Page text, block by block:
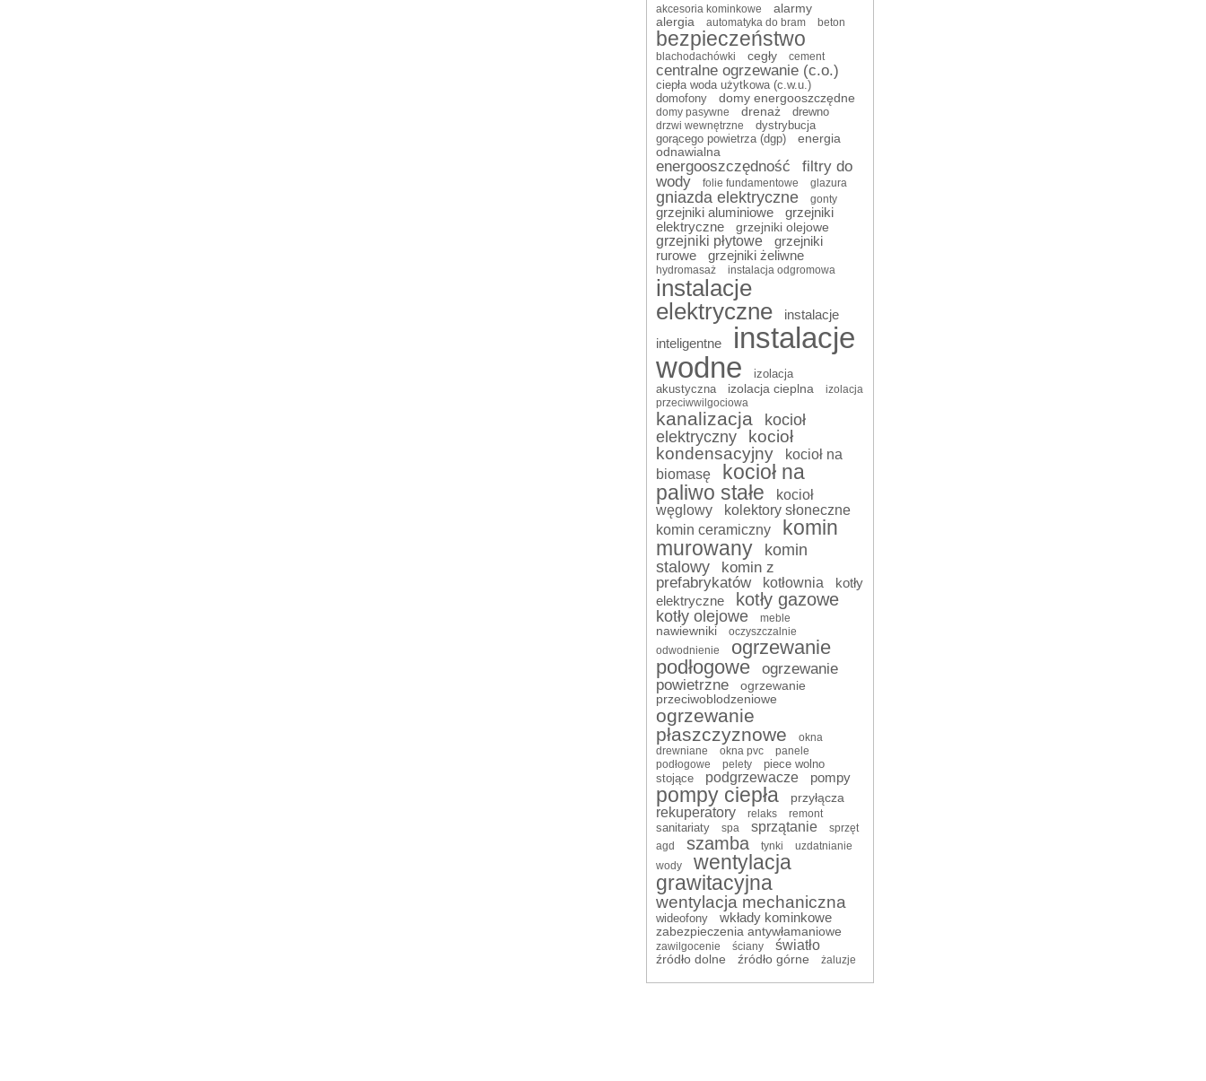
akcesoria kominkowe
alarmy
alergia
automatyka do bram beton
bezpieczeństwo
blachodachówki cegły cement
centralne ogrzewanie (c.o.)
ciepła woda użytkowa (c.w.u.)
domofony
domy energooszczędne
domy pasywne drenaż drewno
drzwi wewnętrzne
dystrybucja
gorącego powietrza (dgp)
energia
odnawialna
energooszczędność
filtry do
wody
folie fundamentowe glazura
gniazda elektryczne gonty
grzejniki aluminiowe
grzejniki
elektryczne
grzejniki olejowe
grzejniki płytowe
grzejniki
rurowe
grzejniki żeliwne
hydromasaż instalacja odgromowa
instalacje
elektryczne
instalacje
inteligentne
instalacje
wodne
izolacja
akustyczna
izolacja cieplna
izolacja
przeciwwilgociowa
kanalizacja
kocioł
elektryczny
kocioł
kondensacyjny
kocioł na
biomasę
kocioł na
paliwo stałe
kocioł
węglowy
kolektory słoneczne
komin ceramiczny
komin
murowany
komin
stalowy
komin z
prefabrykatów
kotłownia
kotły
elektryczne
kotły gazowe
kotły olejowe meble
nawiewniki
oczyszczalnie
odwodnienie
ogrzewanie
podłogowe
ogrzewanie
powietrzne
ogrzewanie
przeciwoblodzeniowe
ogrzewanie
płaszczyznowe
okna
drewniane
okna pvc
panele
podłogowe
pelety
piece wolno
stojące
podgrzewacze pompy
pompy ciepła przyłącza
rekuperatory relaks remont
sanitariaty spa sprzątanie
sprzęt
agd
szamba tynki
uzdatnianie
wody
wentylacja
grawitacyjna
wentylacja mechaniczna
wideofony wkłady kominkowe
zabezpieczenia antywłamaniowe
zawilgocenie ściany światło
źródło dolne źródło górne żaluzje